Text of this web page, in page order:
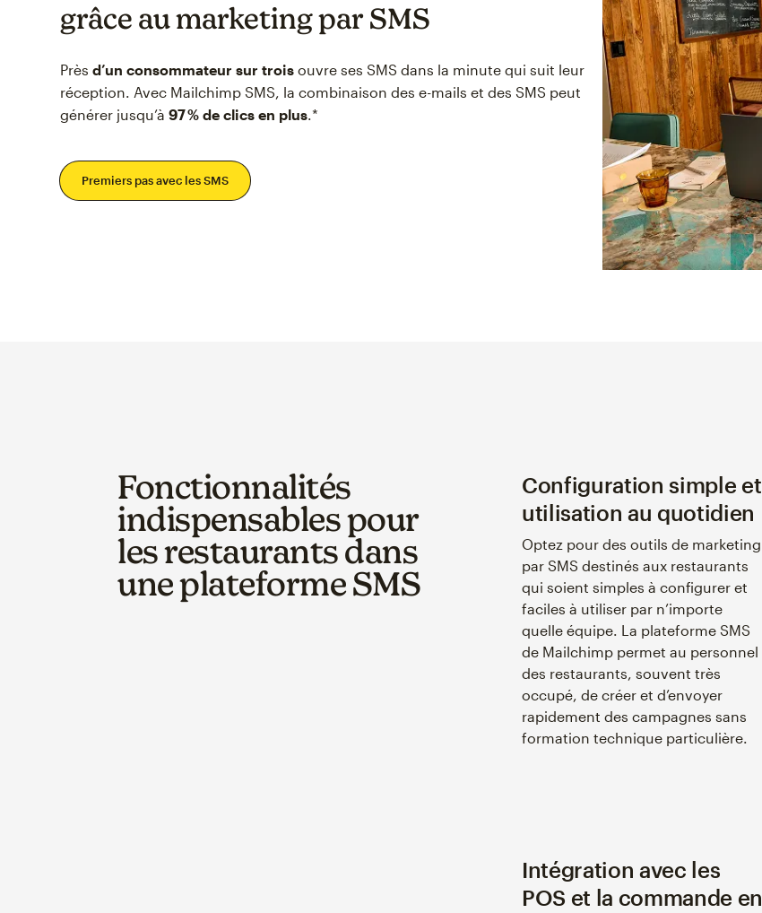
grâce au marketing par SMS
Prèsd’un consommateur sur trois ouvre ses SMS dans la minute qui suit leur
réception. Avec Mailchimp SMS, la combinaison des e-mails et des SMS peut
générer jusqu’à97 % de clics en plus.*
Premiers pas avec les SMS
Fonctionnalités
indispensables pour
les restaurants dans
une plateforme SMS
Configuration simple et
utilisation au quotidien
Optez pour des outils de marketing
par SMS destinés aux restaurants
qui soient simples à configurer et
faciles à utiliser par n’importe
quelle équipe. La plateforme SMS
de Mailchimp permet au personnel
des restaurants, souvent très
occupé, de créer et d’envoyer
rapidement des campagnes sans
formation technique particulière.
Intégration avec les
POS et la commande en